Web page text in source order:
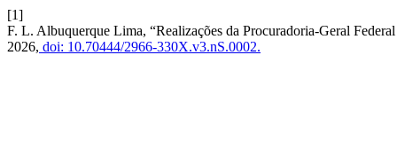
[1]
F. L. Albuquerque Lima, “Realizações da Procuradoria-Geral
2026, doi: 10.70444/2966-330X.v3.nS.0002.